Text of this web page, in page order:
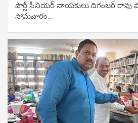
పార్టీ సీనియ‌ర్ నాయ‌కులు దిగంబ‌ర్ రావు
సోమవారం…